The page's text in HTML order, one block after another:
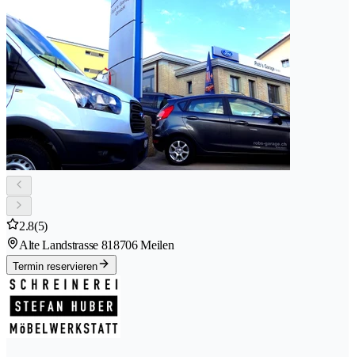
2.8(5)
Alte Landstrasse 818706 Meilen
Termin reservieren